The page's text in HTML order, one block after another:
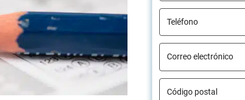
Teléfono
Correo electrónico
Código postal